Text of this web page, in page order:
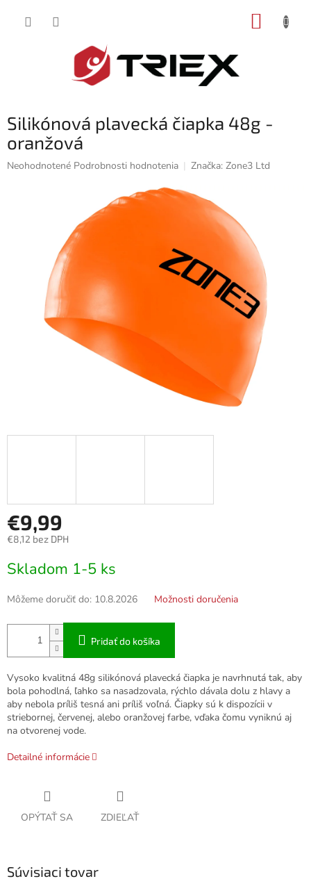
Silikónová plavecká čiapka 48g -
oranžová
Priemerné
Neohodnotené Podrobnosti hodnotenia Značka: Zone3 Ltd
€9,99
€8,12 bez DPH
cena:
Skladom 1-5 ks
Môžeme doručiť do: 10.8.2026 Možnosti doručenia
Pridať do košíka
Vysoko kvalitná 48g silikónová plavecká čiapka je navrhnutá tak, aby
bola pohodlná, ľahko sa nasadzovala, rýchlo dávala dolu z hlavy a
aby nebola príliš tesná ani príliš voľná. Čiapky sú k dispozícii v
striebornej, červenej, alebo oranžovej farbe, vďaka čomu vyniknú aj
na otvorenej vode.
Detailné informácie
OPÝTAŤ SA ZDIEĽAŤ
Súvisiaci tovar